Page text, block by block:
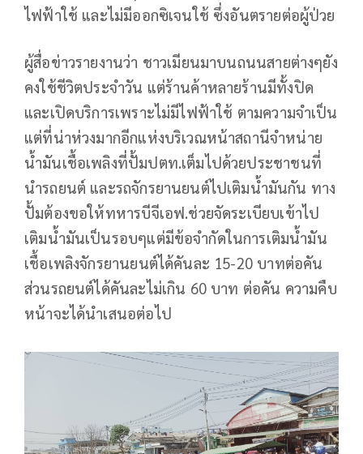
ไฟฟ้าใช้ และไม่มีออกซิเจนใช้ ซึ่งอันตรายต่อผู้ป่วย
ผู้สื่อข่าวรายงานว่า ชาวเมียนมาบนถนนสายต่างๆยัง
คงใช้ชีวิตประจำวัน แต่ร้านค้าหลายร้านมีทั้งปิด
และเปิดบริการเพราะไม่มีไฟฟ้าใช้ ตามความจำเป็น
แต่ที่น่าห่วงมากอีกแห่งบริเวณหน้าสถานีจำหน่าย
น้ำมันเชื้อเพลิงที่ปั้มปตท.เต็มไปด้วยประชาชนที่
นำรถยนต์ และรถจักรยานยนต์ไปเติมน้ำมันกัน ทาง
ปั้มต้องขอให้ทหารบีจีเอฟ.ช่วยจัดระเบียบเข้าไป
เติมน้ำมันเป็นรอบๆแต่มีข้อจำกัดในการเติมน้ำมัน
เชื้อเพลิงจักรยานยนต์ได้คันละ 15-20 บาทต่อคัน
ส่วนรถยนต์ได้คันละไม่เกิน 60 บาท ต่อคัน ความคืบ
หน้าจะได้นำเสนอต่อไป